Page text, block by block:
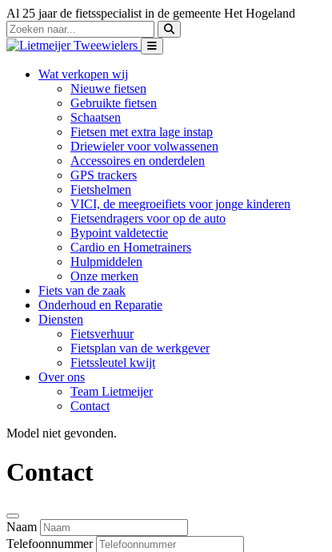
Al 25 jaar de fietsspecialist in de gemeente Het Hogeland
Wat verkopen wij
Nieuwe fietsen
Gebruikte fietsen
Schaatsen
Fietsen met extra lage instap
Driewieler voor volwassenen
Accessoires en onderdelen
GPS trackers
Fietshelmen
VICI, de meegroeifiets voor jonge kinderen
Fietsendragers voor op de auto
Bypoint valdetectie
Cardio en Hometrainers
Hulpmiddelen
Onze merken
Fiets van de zaak
Onderhoud en Reparatie
Diensten
Fietsverhuur
Fietsplan van de werkgever
Fietssleutel kwijt
Over ons
Team Lietmeijer
Contact
Model niet gevonden.
Contact
Naam
Telefoonnummer